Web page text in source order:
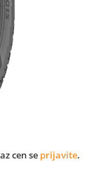
cen se prijavite.